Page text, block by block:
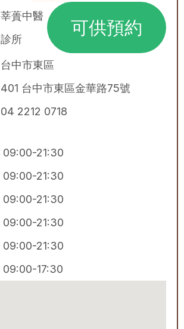
莘蕢中醫
診所
可供預約
台中市東區
401 台中市東區金華路75號
04 2212 0718
09:00-21:30
09:00-21:30
09:00-21:30
09:00-21:30
09:00-21:30
09:00-17:30